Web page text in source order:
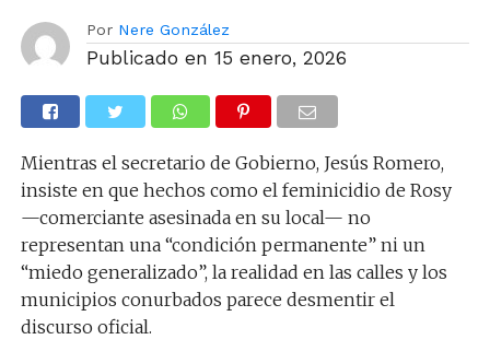
Por Nere González
Publicado en 15 enero, 2026
Mientras el secretario de Gobierno, Jesús Romero,
insiste en que hechos como el feminicidio de Rosy
—comerciante asesinada en su local— no
representan una “condición permanente” ni un
“miedo generalizado”, la realidad en las calles y los
municipios conurbados parece desmentir el
discurso oficial.